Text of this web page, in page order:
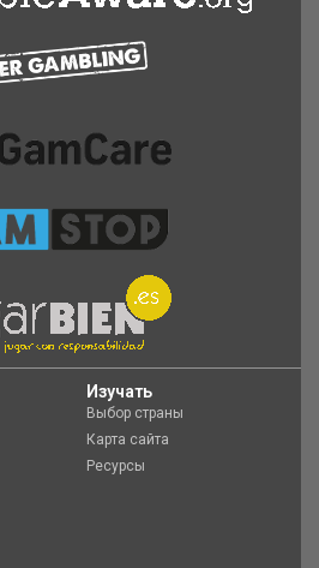
Изучать
Выбор страны
Карта сайта
Ресурсы